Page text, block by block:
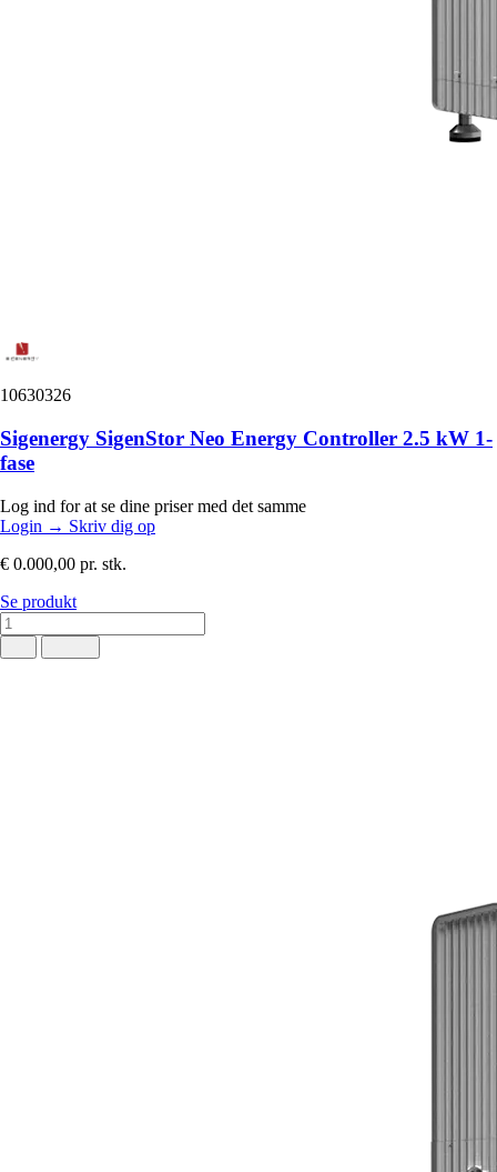
10630326
Sigenergy SigenStor Neo Energy Controller 2.5 kW 1-
fase
Log ind for at se dine priser med det samme
Login → Skriv dig op
€ 0.000,00 pr. stk.
Se produkt